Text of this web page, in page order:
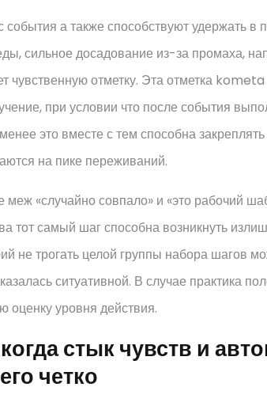
а также способствуют удержать в
сильное досадование из-за промаха,
чувственную отметку. Эта отметка
при условии что после события
это вместе с тем способна
на пике переживаний.
«случайно совпало» и «это рабочий
тот самый шаг способна возникнуть
не трогать целой группы набора шагов
ситуативной. В случае практика
оценку уровня действия.
стык чувств и
четко